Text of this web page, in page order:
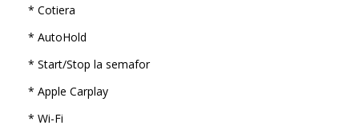
* Cotiera
* AutoHold
* Start/Stop la semafor
* Apple Carplay
* Wi-Fi